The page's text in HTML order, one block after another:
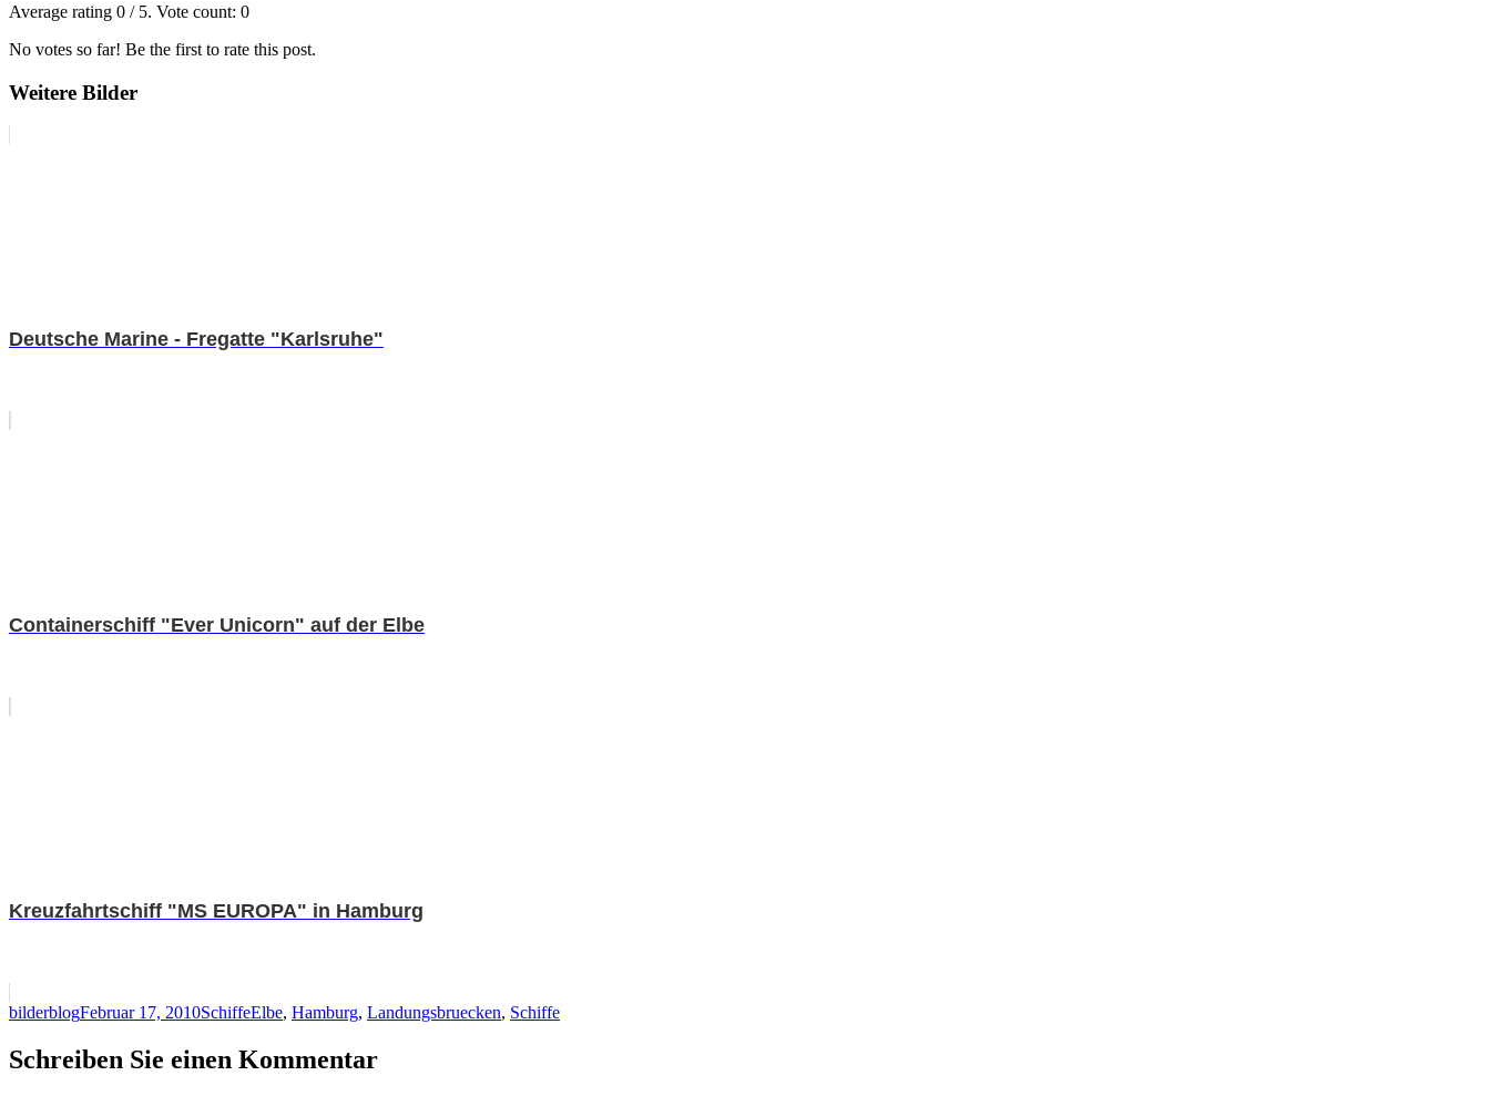
Average rating 0 / 5. Vote count: 0
No votes so far! Be the first to rate this post.
Weitere Bilder
Deutsche Marine - Fregatte "Karlsruhe"
Containerschiff "Ever Unicorn" auf der Elbe
Kreuzfahrtschiff "MS EUROPA" in Hamburg
Autor
bilderblogVeröffentlicht
Februar 17, 2010Kategorien
SchiffeSchlagwörter
Elbe, Hamburg, Landungsbruecken, Schiffe
Schreiben Sie einen Kommentar